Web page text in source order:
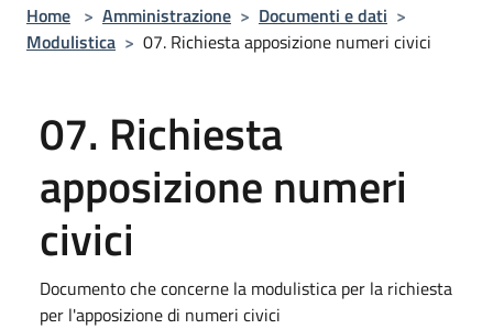
Home > Amministrazione > Documenti e dati >
Modulistica > 07. Richiesta apposizione numeri civici
07. Richiesta
apposizione numeri
civici
Documento che concerne la modulistica per la richiesta
per l'apposizione di numeri civici